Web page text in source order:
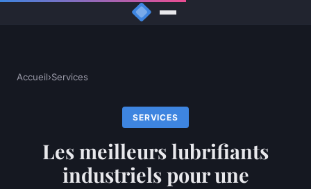
Accueil›Services
SERVICES
Les meilleurs lubrifiants
industriels pour une